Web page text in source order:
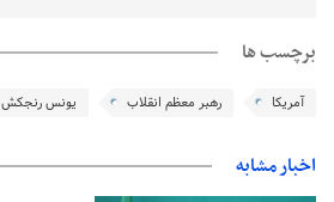
برچسب ها
آمریکا رهبر معظم انقلاب یونس رنجکش
اخبار مشابه